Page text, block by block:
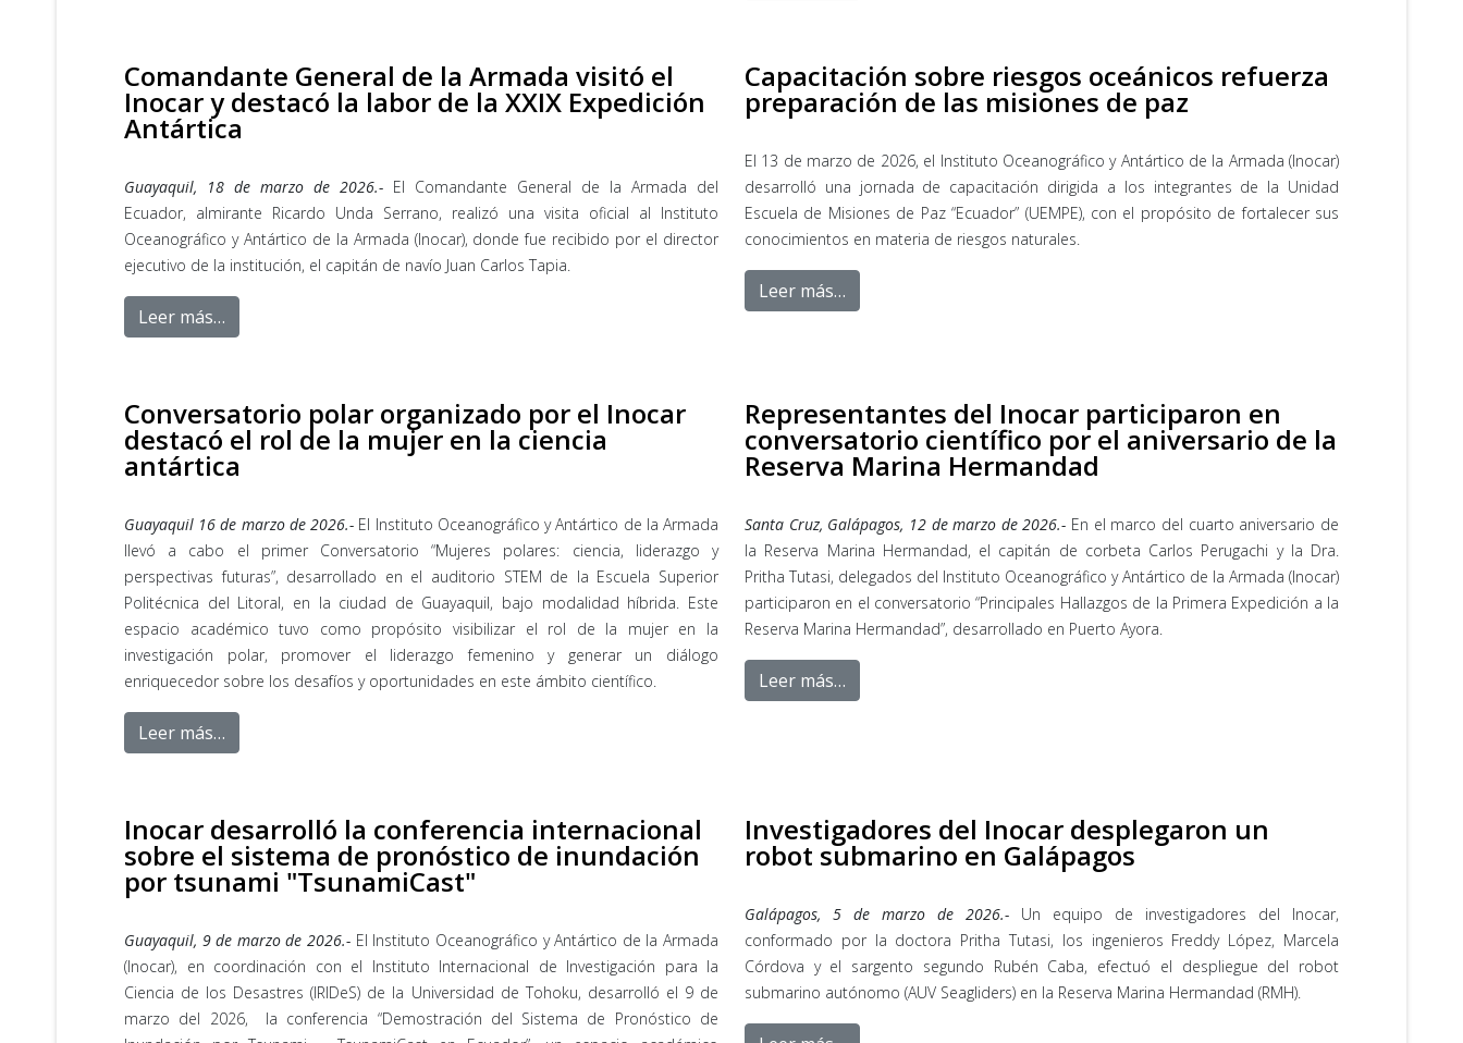
Comandante General de la Armada visitó el
Inocar y destacó la labor de la XXIX Expedición
Antártica
Guayaquil, 18 de marzo de 2026.- El Comandante General de la Armada del
Ecuador, almirante Ricardo Unda Serrano, realizó una visita oficial al Instituto
Oceanográfico y Antártico de la Armada (Inocar), donde fue recibido por el director
ejecutivo de la institución, el capitán de navío Juan Carlos Tapia.
Leer más…
Capacitación sobre riesgos oceánicos refuerza
preparación de las misiones de paz
El 13 de marzo de 2026, el Instituto Oceanográfico y Antártico de la Armada (Inocar)
desarrolló una jornada de capacitación dirigida a los integrantes de la Unidad
Escuela de Misiones de Paz “Ecuador” (UEMPE), con el propósito de fortalecer sus
conocimientos en materia de riesgos naturales.
Leer más…
Conversatorio polar organizado por el Inocar
destacó el rol de la mujer en la ciencia
antártica
Guayaquil 16 de marzo de 2026.- El Instituto Oceanográfico y Antártico de la Armada
llevó a cabo el primer Conversatorio “Mujeres polares: ciencia, liderazgo y
perspectivas futuras”, desarrollado en el auditorio STEM de la Escuela Superior
Politécnica del Litoral, en la ciudad de Guayaquil, bajo modalidad híbrida. Este
espacio académico tuvo como propósito visibilizar el rol de la mujer en la
investigación polar, promover el liderazgo femenino y generar un diálogo
enriquecedor sobre los desafíos y oportunidades en este ámbito científico.
Leer más…
Representantes del Inocar participaron en
conversatorio científico por el aniversario de la
Reserva Marina Hermandad
Santa Cruz, Galápagos, 12 de marzo de 2026.- En el marco del cuarto aniversario de
la Reserva Marina Hermandad, el capitán de corbeta Carlos Perugachi y la Dra.
Pritha Tutasi, delegados del Instituto Oceanográfico y Antártico de la Armada (Inocar)
participaron en el conversatorio “Principales Hallazgos de la Primera Expedición a la
Reserva Marina Hermandad”, desarrollado en Puerto Ayora.
Leer más…
Inocar desarrolló la conferencia internacional
sobre el sistema de pronóstico de inundación
por tsunami "TsunamiCast"
Guayaquil, 9 de marzo de 2026.- El Instituto Oceanográfico y Antártico de la Armada
(Inocar), en coordinación con el Instituto Internacional de Investigación para la
Ciencia de los Desastres (IRIDeS) de la Universidad de Tohoku, desarrolló el 9 de
marzo del 2026, la conferencia “Demostración del Sistema de Pronóstico de
Investigadores del Inocar desplegaron un
robot submarino en Galápagos
Galápagos, 5 de marzo de 2026.- Un equipo de investigadores del Inocar,
conformado por la doctora Pritha Tutasi, los ingenieros Freddy López, Marcela
Córdova y el sargento segundo Rubén Caba, efectuó el despliegue del robot
submarino autónomo (AUV Seagliders) en la Reserva Marina Hermandad (RMH).